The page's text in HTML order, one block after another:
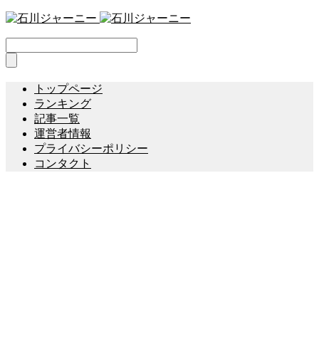
トップページ
ランキング
記事一覧
運営者情報
プライバシーポリシー
コンタクト